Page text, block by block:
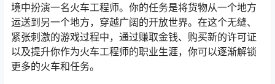
境中扮演一名火车工程师。你的任务是将货物从一个地方
运送到另一个地方，穿越广阔的开放世界。在这个无缝、
紧张刺激的游戏过程中，通过赚取金钱、购买新的许可证
以及提升你作为火车工程师的职业生涯，你可以逐渐解锁
更多的火车和任务。